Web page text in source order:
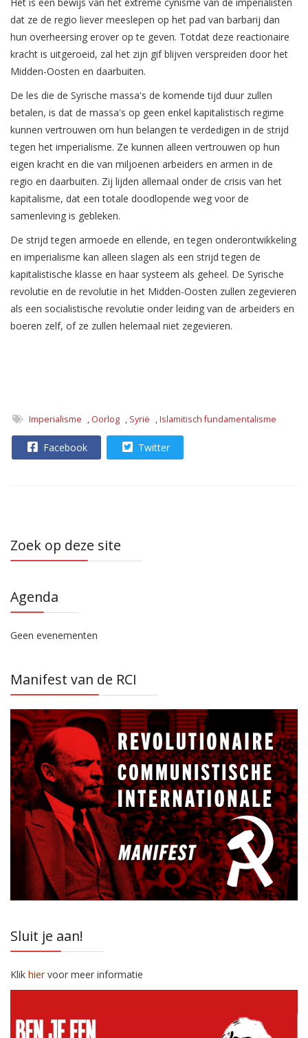
dat ze de regio liever meeslepen op het pad van barbarij dan
hun overheersing erover op te geven. Totdat deze reactionaire
kracht is uitgeroeid, zal het zijn gif blijven verspreiden door het
Midden-Oosten en daarbuiten.
De les die de Syrische massa's de komende tijd duur zullen
betalen, is dat de massa's op geen enkel kapitalistisch regime
kunnen vertrouwen om hun belangen te verdedigen in de strijd
tegen het imperialisme. Ze kunnen alleen vertrouwen op hun
eigen kracht en die van miljoenen arbeiders en armen in de
regio en daarbuiten. Zij lijden allemaal onder de crisis van het
kapitalisme, dat een totale doodlopende weg voor de
samenleving is gebleken.
De strijd tegen armoede en ellende, en tegen onderontwikkeling
en imperialisme kan alleen slagen als een strijd tegen de
kapitalistische klasse en haar systeem als geheel. De Syrische
revolutie en de revolutie in het Midden-Oosten zullen zegevieren
als een socialistische revolutie onder leiding van de arbeiders en
boeren zelf, of ze zullen helemaal niet zegevieren.
Imperialisme , Oorlog , Syrië ,Islamitisch fundamentalisme
Facebook Twitter
Zoek op deze site
Agenda
Geen evenementen
Manifest van de RCI
Sluit je aan!
Klik hiervoor meer informatie